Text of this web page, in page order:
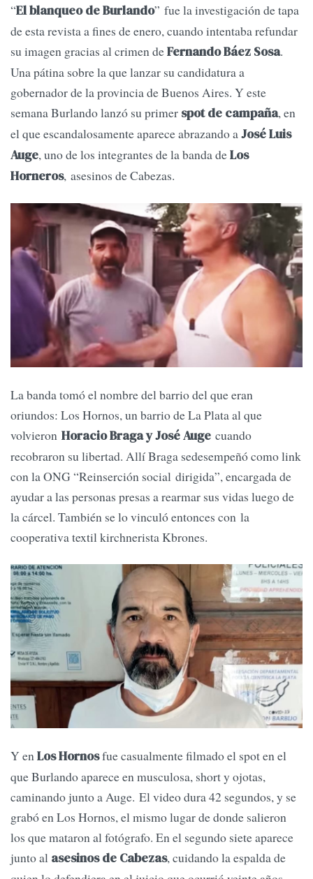
“El blanqueo de Burlando” fue la investigación de tapa
de esta revista a fines de enero, cuando intentaba refundar
su imagen gracias al crimen deFernando Báez Sosa.
Una pátina sobre la que lanzar su candidatura a
gobernador de la provincia de Buenos Aires. Y este
semana Burlando lanzó su primer spot de campaña, en
el que escandalosamente aparece abrazando a José Luis
Auge, uno de los integrantes de la banda deLos
Horneros, asesinos de Cabezas.
La banda tomó el nombre del barrio del que eran
oriundos: Los Hornos, un barrio de La Plata al que
volvieron Horacio Braga y José Auge cuando
recobraron su libertad. Allí Braga sedesempeñó como link
con la ONG “Reinserción social dirigida”, encargada de
ayudar a las personas presas a rearmar sus vidas luego de
la cárcel. También se lo vinculó entonces con la
cooperativa textil kirchnerista Kbrones.
Y enLos Hornosfue casualmente filmado el spot en el
que Burlando aparece en musculosa, short y ojotas,
caminando junto a Auge. El video dura 42 segundos, y se
grabó en Los Hornos, el mismo lugar de donde salieron
los que mataron al fotógrafo. En el segundo siete aparece
junto al asesinos de Cabezas, cuidando la espalda de